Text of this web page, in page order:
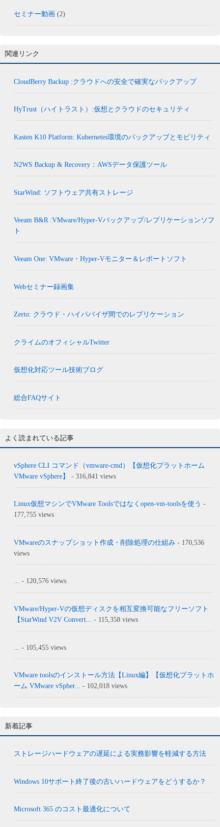
セミナー動画 (2)
関連リンク
CloudBerry Backup :クラウドへの安全で確実なバックアップ
HyTrust（ハイトラスト）:仮想とクラウドのセキュリティ
Kasten K10 Platform: Kubernetes環境のバックアップとモビリティ
N2WS Backup & Recovery：AWSデータ保護ツール
StarWind: ソフトウェア共有ストレージ
Veeam B&R :VMware/Hyper-Vバックアップ/レプリケーションソフ
ト
Veeam One: VMware・Hyper-Vモニター＆レポートソフト
Webセミナー録画集
Zerto: クラウド・ハイパバイザ間でのレプリケーション
クライムのオフィシャルTwitter
仮想化対応ツール技術ブログ
総合FAQサイト
よく読まれている記事
vSphere CLI コマンド（vmware-cmd）【仮想化プラットホーム
VMware vSphere】
- 316,841 views
Linux仮想マシンでVMware Toolsではなくopen-vm-toolsを使う -
177,755 views
VMwareのスナップショット作成・削除処理の仕組み - 170,536
views
... - 120,576 views
VMware/Hyper-Vの仮想ディスクを相互変換可能なフリーソフト
【StarWind V2V Convert...
- 115,358 views
- 105,455 views
VMware toolsのインストール方法【Linux編】【仮想化プラットホ
ーム VMware vSpher... - 102,018 views
新着記事
ストレージハードウェアの遅延による実務影響を軽減する方法
Windows 10サポート終了後の古いハードウェアをどうするか？
Microsoft 365 のコスト最適化について